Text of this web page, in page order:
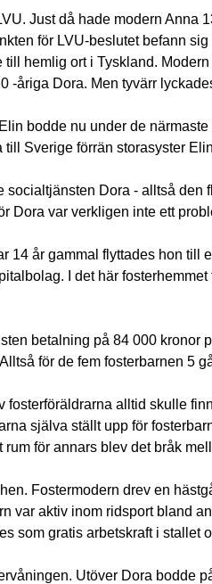
Just då hade modern
för LVU-beslutet befann
hemlig ort i Tyskland.
-åriga Dora. Men tyvärr
bodde nu under de
Sverige förrän storasyster
socialtjänsten Dora - alltså
Dora var verkligen inte ett
14 år gammal flyttades hon till
I det här
betalning på 84 000 kronor
för de fem fosterbarnen 5
fosterföräldrarna alltid skulle
själva ställt upp för
för annars blev det bråk
Fostermodern drev en
var aktiv inom ridsport bland
som gratis arbetskraft i stallet
Utöver Dora bodde